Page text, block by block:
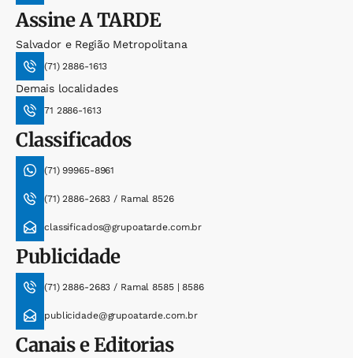
AssineA TARDE
Salvador e Região Metropolitana
(71) 2886-1613
Demais localidades
71 2886-1613
Classificados
(71) 99965-8961
(71) 2886-2683 / Ramal 8526
classificados@grupoatarde.com.br
Publicidade
(71) 2886-2683 / Ramal 8585 | 8586
publicidade@grupoatarde.com.br
Canais e Editorias